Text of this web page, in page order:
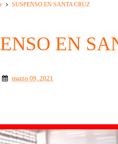
SUSPENSO EN SANTA CRUZ
EN
marzo 09, 2021